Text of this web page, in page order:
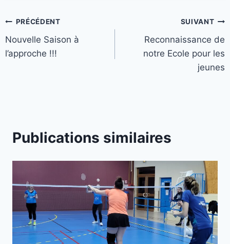
Navigation
de
PRÉCÉDENT
Nouvelle Saison à
l’approche !!!
SUIVANT
Reconnaissance de
notre Ecole pour les
jeunes
Publications similaires